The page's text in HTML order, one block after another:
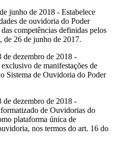
junho de 2018 - Estabelece
de ouvidoria do Poder
competências definidas pelos
26 de junho de 2017.
de dezembro de 2018 -
de manifestações de
Sistema de Ouvidoria do Poder
de dezembro de 2018 -
de Ouvidorias do
plataforma única de
nos termos do art. 16 do